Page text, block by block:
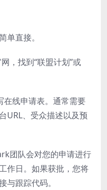
单直接。
，找到“联盟计划”或
在线申请表。通常需要
URL、受众描述以及预
团队会对您的申请进行
作日。如果获批，您将
与跟踪代码。